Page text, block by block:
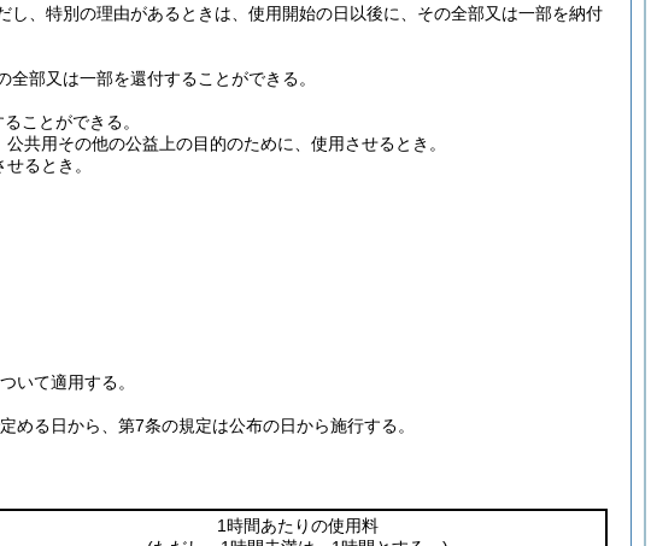
し、特別の理由があるときは、使用開始の日以後に、その全部又は一部を納付
部又は一部を還付することができる。
ことができる。
共用その他の公益上の目的のために、使用させるとき。
るとき。
いて適用する。
める日から、第7条の規定は公布の日から施行する。
1時間あたりの使用料